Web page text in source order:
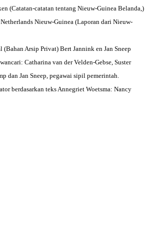
(Catatan-catatan tentang Nieuw-Guinea Belanda,)
Nieuw-Guinea (Laporan dari Nieuw-
Arsip Privat) Bert Jannink en Jan Sneep
Catharina van der Velden-Gebse, Suster
dan Jan Sneep, pegawai sipil pemerintah.
berdasarkan teks Annegriet Woetsma: Nancy